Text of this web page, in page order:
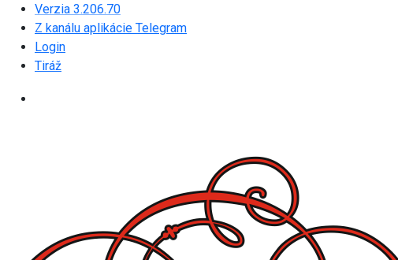
Verzia 3.206.70
Z kanálu aplikácie Telegram
Login
Tiráž